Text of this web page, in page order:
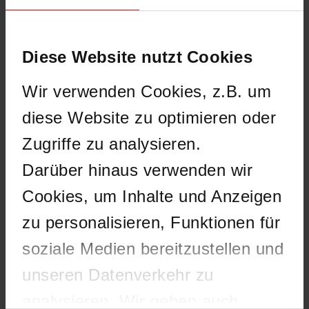
Diese Website nutzt Cookies
Wir verwenden Cookies, z.B. um
diese Website zu optimieren oder
Zugriffe zu analysieren.
Darüber hinaus verwenden wir
Cookies, um Inhalte und Anzeigen
zu personalisieren, Funktionen für
soziale Medien bereitzustellen und
unseren Datenverkehr zu
XCS: DNS-Problem
behindert Reputation
Authority und DNSBL
6. September 2010 Bernd Och 3 Comments
Am heutigen Montag, 06.09.2010, trat gegen 10 Uhr ein
Problem in der DNS-Zone „borderware.com“ auf, weswegen
der von Borderware und der WatchGuard XCS verwendeten